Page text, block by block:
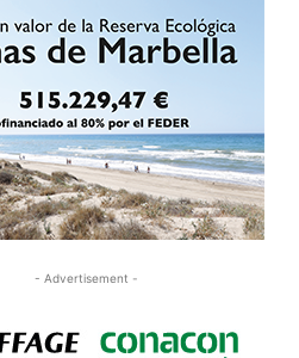
- Advertisement -